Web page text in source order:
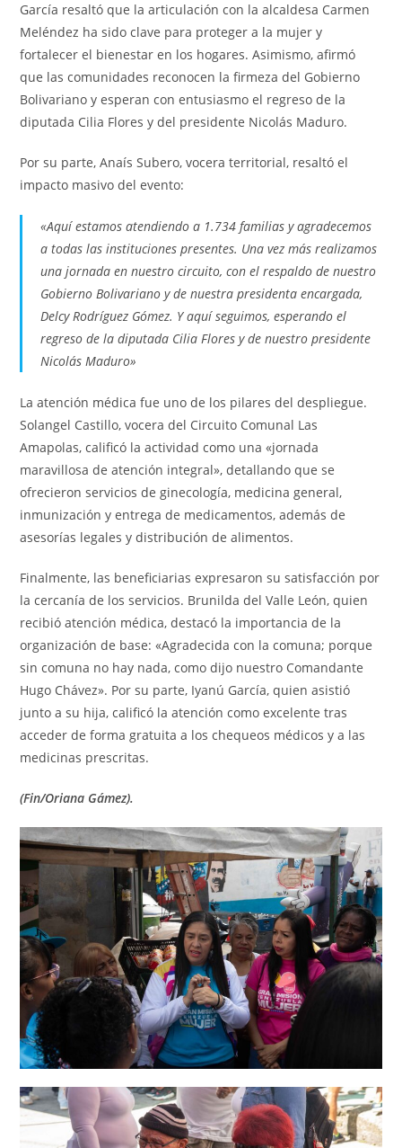
García resaltó que la articulación con la alcaldesa Carmen
Meléndez ha sido clave para proteger a la mujer y
fortalecer el bienestar en los hogares. Asimismo, afirmó
que las comunidades reconocen la firmeza del Gobierno
Bolivariano y esperan con entusiasmo el regreso de la
diputada Cilia Flores y del presidente Nicolás Maduro.
Por su parte, Anaís Subero, vocera territorial, resaltó el
impacto masivo del evento:
«Aquí estamos atendiendo a 1.734 familias y agradecemos
a todas las instituciones presentes. Una vez más realizamos
una jornada en nuestro circuito, con el respaldo de nuestro
Gobierno Bolivariano y de nuestra presidenta encargada,
Delcy Rodríguez Gómez. Y aquí seguimos, esperando el
regreso de la diputada Cilia Flores y de nuestro presidente
Nicolás Maduro»
La atención médica fue uno de los pilares del despliegue.
Solangel Castillo, vocera del Circuito Comunal Las
Amapolas, calificó la actividad como una «jornada
maravillosa de atención integral», detallando que se
ofrecieron servicios de ginecología, medicina general,
inmunización y entrega de medicamentos, además de
asesorías legales y distribución de alimentos.
Finalmente, las beneficiarias expresaron su satisfacción por
la cercanía de los servicios. Brunilda del Valle León, quien
recibió atención médica, destacó la importancia de la
organización de base: «Agradecida con la comuna; porque
sin comuna no hay nada, como dijo nuestro Comandante
Hugo Chávez». Por su parte, Iyanú García, quien asistió
junto a su hija, calificó la atención como excelente tras
acceder de forma gratuita a los chequeos médicos y a las
medicinas prescritas.
(Fin/Oriana Gámez).